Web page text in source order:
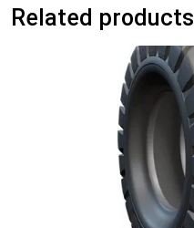
Related products